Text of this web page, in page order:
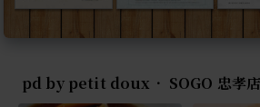
pd by petit doux． SOGO 忠孝店